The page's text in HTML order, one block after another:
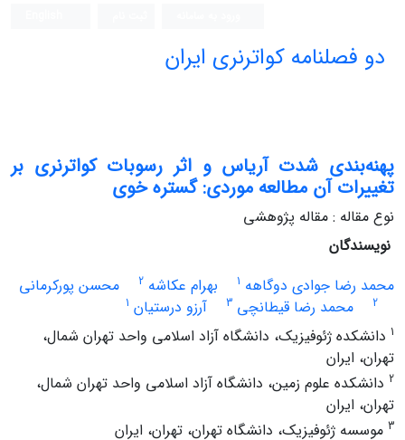
دو فصلنامه کواترنری ایران
پهنه‌بندی شدت آریاس و اثر رسوبات کواترنری بر
تغییرات آن مطالعه موردی: گستره خوی
نوع مقاله : مقاله پژوهشی
نویسندگان
محمد رضا جوادی دوگاهه 1 بهرام عکاشه 2 محسن پورکرمانی
2 محمد رضا قیطانچی 3 آرزو درستیان 1
1 دانشکده ژئوفیزیک، دانشگاه آزاد اسلامی واحد تهران شمال،
تهران، ایران
2 دانشکده علوم زمین، دانشگاه آزاد اسلامی واحد تهران شمال،
تهران، ایران
3 موسسه ژئوفیزیک، دانشگاه تهران، تهران، ایران